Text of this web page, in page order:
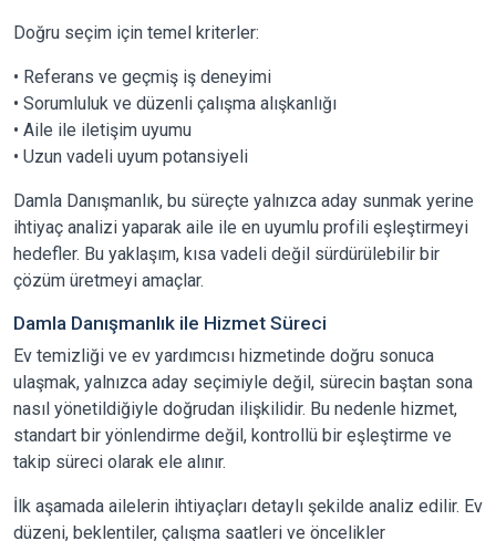
Doğru seçim için temel kriterler:
• Referans ve geçmiş iş deneyimi
• Sorumluluk ve düzenli çalışma alışkanlığı
• Aile ile iletişim uyumu
• Uzun vadeli uyum potansiyeli
Damla Danışmanlık, bu süreçte yalnızca aday sunmak yerine
ihtiyaç analizi yaparak aile ile en uyumlu profili eşleştirmeyi
hedefler. Bu yaklaşım, kısa vadeli değil sürdürülebilir bir
çözüm üretmeyi amaçlar.
Damla Danışmanlık ile Hizmet Süreci
Ev temizliği ve ev yardımcısı hizmetinde doğru sonuca
ulaşmak, yalnızca aday seçimiyle değil, sürecin baştan sona
nasıl yönetildiğiyle doğrudan ilişkilidir. Bu nedenle hizmet,
standart bir yönlendirme değil, kontrollü bir eşleştirme ve
takip süreci olarak ele alınır.
İlk aşamada ailelerin ihtiyaçları detaylı şekilde analiz edilir. Ev
düzeni, beklentiler, çalışma saatleri ve öncelikler